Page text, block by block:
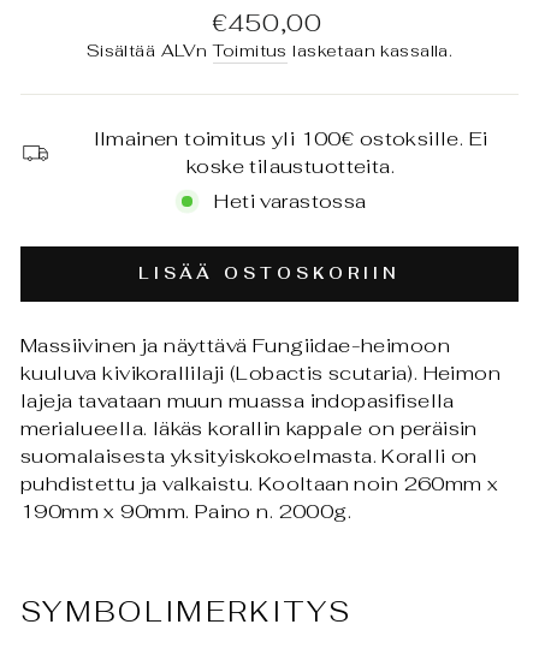
Normaali
hinta
€450,00
Sisältää ALVnToimitus lasketaan kassalla.
Ilmainen toimitus yli 100€ ostoksille. Ei
koske tilaustuotteita.
Heti varastossa
LISÄÄ OSTOSKORIIN
Massiivinen ja näyttävä Fungiidae-heimoon
kuuluva kivikorallilaji (Lobactis scutaria). Heimon
lajeja tavataan muun muassa indopasifisella
merialueella. Iäkäs korallin kappale on peräisin
suomalaisesta yksityiskokoelmasta. Koralli on
puhdistettu ja valkaistu. Kooltaan noin 260mm x
190mm x 90mm. Paino n. 2000g.
SYMBOLIMERKITYS